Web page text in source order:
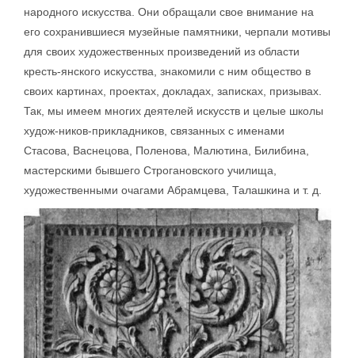
народного искусства. Они обращали свое внимание на
его сохранившиеся музейные памятники, черпали мотивы
для своих художественных произведений из области
кресть-янского искусства, знакомили с ним общество в
своих картинах, проектах, докладах, записках, призывах.
Так, мы имеем многих деятелей искусств и целые школы
худож-ников-прикладников, связанных с именами
Стасова, Васнецова, Поленова, Малютина, Билибина,
мастерскими бывшего Строгановского училища,
художественными очагами Абрамцева, Талашкина и т. д.